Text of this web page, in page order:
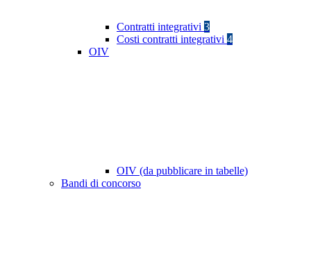
Contratti integrativi 3
Costi contratti integrativi 4
OIV
OIV (da pubblicare in tabelle)
Bandi di concorso